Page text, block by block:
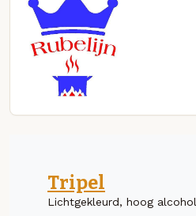
Tripel
Lichtgekleurd, hoog alcohol